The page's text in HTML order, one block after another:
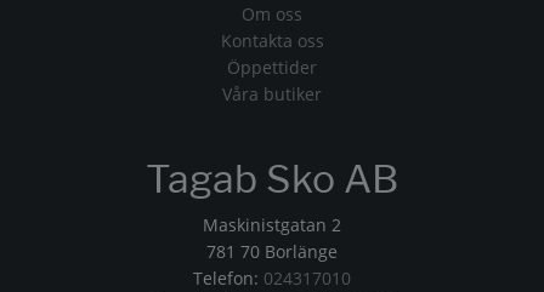
Om oss
Kontakta oss
Öppettider
Våra butiker
Tagab Sko AB
Maskinistgatan 2
781 70 Borlänge
Telefon: 024317010